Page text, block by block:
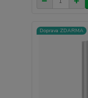
Doprava ZDARMA